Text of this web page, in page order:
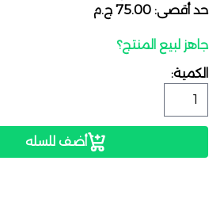
حد أقصى: 75.00 ج.م
جاهز لبيع المنتج؟
الكمية:
أضف للسله